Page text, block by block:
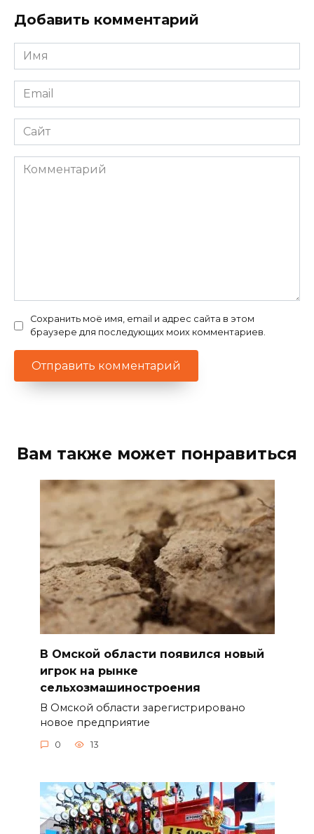
Добавить комментарий
Имя
*
Email
*
Сайт
Комментарий
Сохранить моё имя, email и адрес сайта в этом
браузере для последующих моих комментариев.
Вам также может понравиться
В Омской области появился новый
игрок на рынке
сельхозмашиностроения
В Омской области зарегистрировано
новое предприятие
0 13